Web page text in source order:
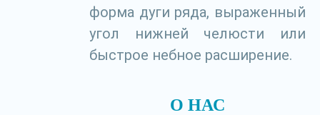
форма дуги ряда, выраженный
угол нижней челюсти или
быстрое небное расширение.
О НАС